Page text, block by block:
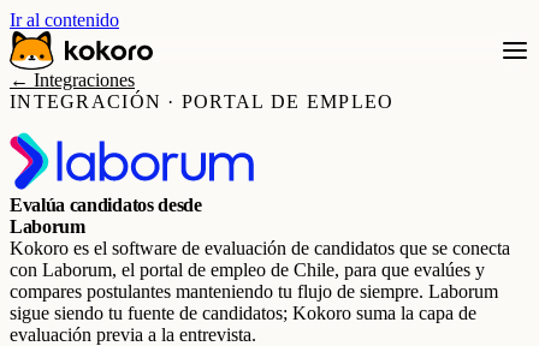
Ir al contenido
← Integraciones
INTEGRACIÓN · PORTAL DE EMPLEO
Evalúa candidatos desde
Laborum
Kokoro es el software de evaluación de candidatos que se conecta
con Laborum, el portal de empleo de Chile, para que evalúes y
compares postulantes manteniendo tu flujo de siempre. Laborum
sigue siendo tu fuente de candidatos; Kokoro suma la capa de
evaluación previa a la entrevista.